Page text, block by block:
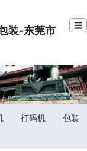
装-东莞市
☰
打码机
包装